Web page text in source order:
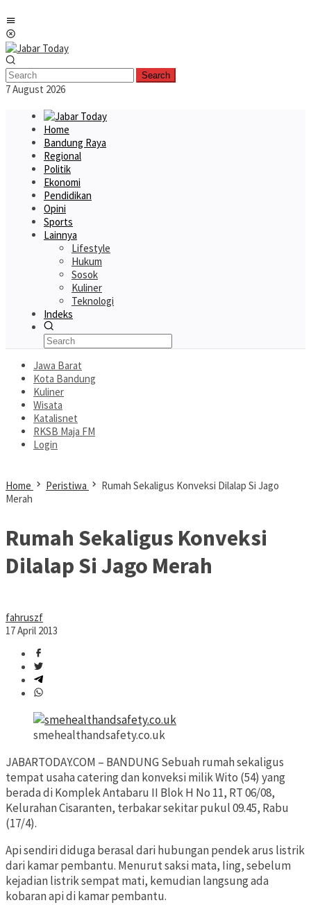
to
content
Search
7 August 2026
Home
Bandung Raya
Regional
Politik
Ekonomi
Pendidikan
Opini
Sports
Lainnya
Lifestyle
Hukum
Sosok
Kuliner
Teknologi
Indeks
Jawa Barat
Kota Bandung
Kuliner
Wisata
Katalisnet
RKSB Maja FM
Login
Home Peristiwa
Rumah Sekaligus Konveksi Dilalap Si Jago
Merah
Rumah Sekaligus Konveksi
Dilalap Si Jago Merah
fahruszf
17 April 2013
smehealthandsafety.co.uk
JABARTODAY.COM – BANDUNG Sebuah rumah sekaligus
tempat usaha catering dan konveksi milik Wito (54) yang
berada di Komplek Antabaru II Blok H No 11, RT 06/08,
Kelurahan Cisaranten, terbakar sekitar pukul 09.45, Rabu
(17/4).
Api sendiri diduga berasal dari hubungan pendek arus listrik
dari kamar pembantu. Menurut saksi mata, Iing, sebelum
kejadian listrik sempat mati, kemudian langsung ada
kobaran api di kamar pembantu.